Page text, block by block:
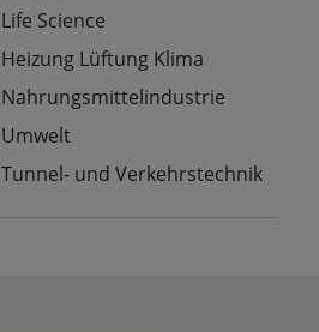
Life Science
Heizung Lüftung Klima
Nahrungsmittelindustrie
Umwelt
Tunnel- und Verkehrstechnik